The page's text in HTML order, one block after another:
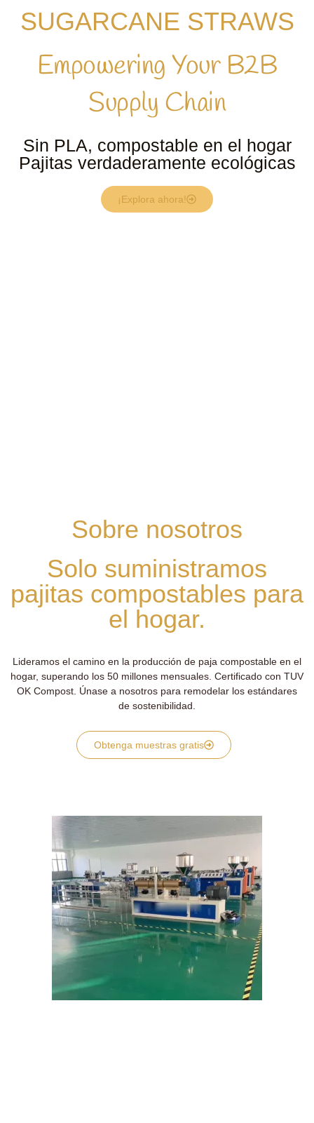
SUGARCANE STRAWS
Empowering Your B2B
Supply Chain
Sin PLA, compostable en el hogar
Pajitas verdaderamente ecológicas
¡Explora ahora!
Sobre nosotros
Solo suministramos
pajitas compostables para
el hogar.
Lideramos el camino en la producción de paja compostable en el
hogar, superando los 50 millones mensuales. Certificado con TUV
OK Compost. Únase a nosotros para remodelar los estándares
de sostenibilidad.
Obtenga muestras gratis